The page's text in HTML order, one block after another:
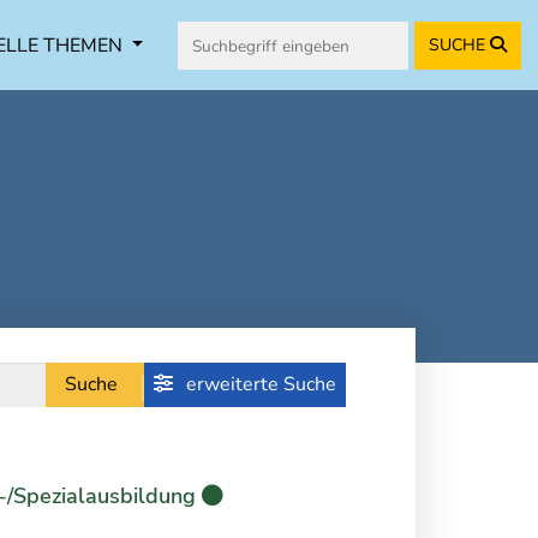
THEMEN SUCHE
Suche erweiterte Suche
Spezialausbildung